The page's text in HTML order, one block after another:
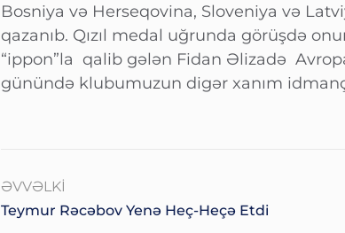
Bosniya və Herseqovina, Sloveniya və
qazanıb. Qızıl medal uğrunda görüşdə
“ippon”la qalib gələn Fidan Əlizadə
günündə klubumuzun digər xanım
ƏVVƏLKI
Teymur Rəcəbov Yenə Heç-Heçə Etdi